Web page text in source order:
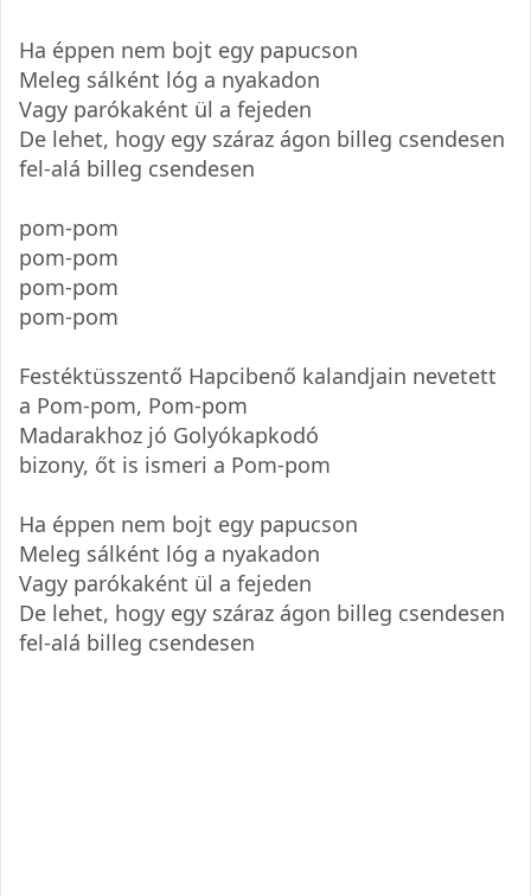
Ha éppen nem bojt egy papucson
Meleg sálként lóg a nyakadon
Vagy parókaként ül a fejeden
De lehet, hogy egy száraz ágon billeg csendesen
fel-alá billeg csendesen
pom-pom
pom-pom
pom-pom
pom-pom
Festéktüsszentő Hapcibenő kalandjain nevetett
a Pom-pom, Pom-pom
Madarakhoz jó Golyókapkodó
bizony, őt is ismeri a Pom-pom
Ha éppen nem bojt egy papucson
Meleg sálként lóg a nyakadon
Vagy parókaként ül a fejeden
De lehet, hogy egy száraz ágon billeg csendesen
fel-alá billeg csendesen